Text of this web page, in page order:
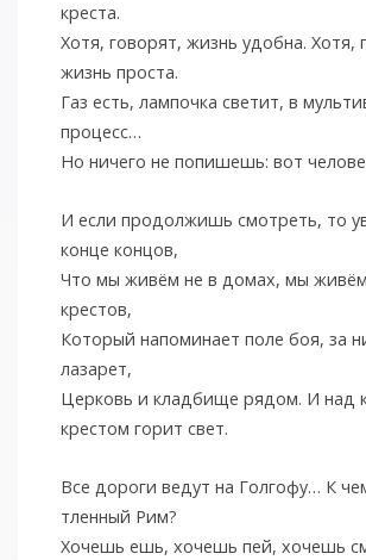
креста.
Хотя, говорят, жизнь удобна. Хотя,
жизнь проста.
Газ есть, лампочка светит, в
процесс…
Но ничего не попишешь: вот
И если продолжишь смотреть, то
конце концов,
Что мы живём не в домах, мы живём
крестов,
Который напоминает поле боя, за
лазарет,
Церковь и кладбище рядом. И над
крестом горит свет.
Все дороги ведут на Голгофу… К
тленный Рим?
Хочешь ешь, хочешь пей, хочешь